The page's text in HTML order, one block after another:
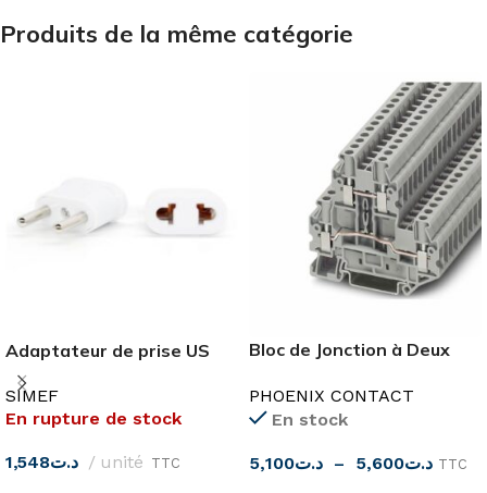
Produits de la même catégorie
Adaptateur de prise US
vers EU simef
SIMEF
En rupture de stock
د.ت1,548 unité TTC
Bloc de Jonction à Deux
PHOENIX CONTACT
En stock
د.ت5,100 – د.ت5,600
TTC